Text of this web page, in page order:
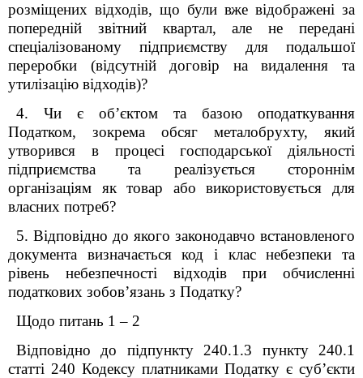
розміщених відходів, що були вже відображені за
попередній звітний квартал, але не передані
спеціалізованому підприємству для подальшої
переробки (відсутній договір на видалення та
утилізацію відходів)?
4. Чи є об’єктом та базою оподаткування
Податком, зокрема обсяг металобрухту, який
утворився в процесі господарської діяльності
підприємства та реалізується стороннім
організаціям як товар або використовується для
власних потреб?
5. Відповідно до якого законодавчо встановленого
документа визначається код і клас небезпеки та
рівень небезпечності відходів при обчисленні
податкових зобов’язань з Податку?
Щодо питань 1 – 2
Відповідно до підпункту 240.1.3 пункту 240.1
статті 240 Кодексу платниками Податку є суб’єкти